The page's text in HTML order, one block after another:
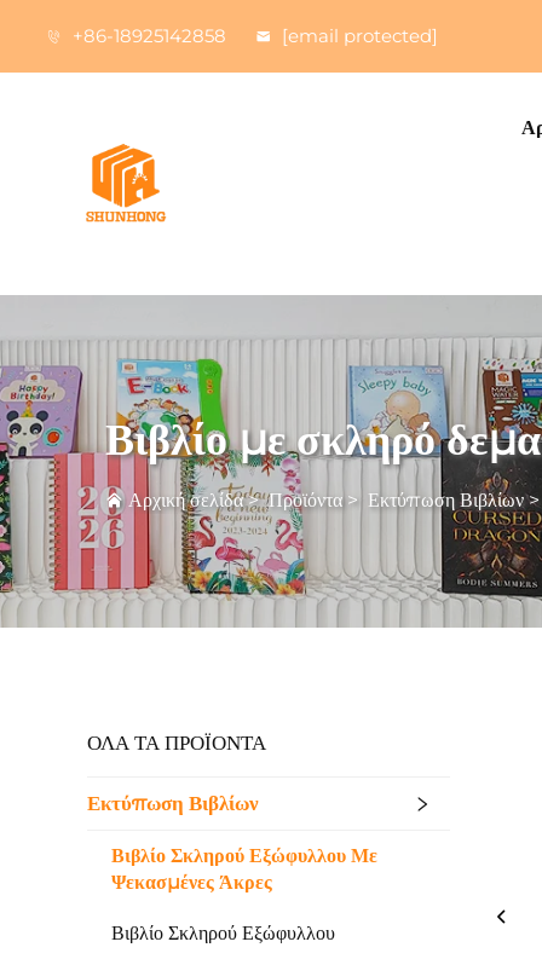
+86-18925142858 [email protected]
Βιβλίο με σκληρό
Αρχική σελίδα>Προϊόντα> Εκτύπωση Βιβλίων
ΟΛΑ ΤΑ ΠΡΟΪΟΝΤΑ
Εκτύπωση Βιβλίων
Βιβλίο Σκληρού Εξώφυλλου Με
Ψεκασμένες Άκρες
Βιβλίο Σκληρού Εξώφυλλου